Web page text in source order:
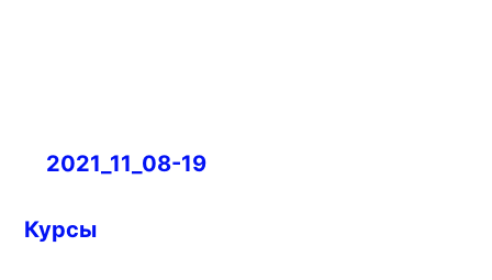
Навигация
записям
2021_11_08-19
Курсы